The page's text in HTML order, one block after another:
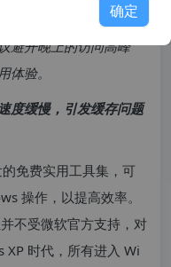
避开晚上的访问高峰
验。
度缓慢，引发缓存问题
免费实用工具集，可
操作，以提高效率。
不受微软官方支持，对
时代，所有进入 Wi
确定